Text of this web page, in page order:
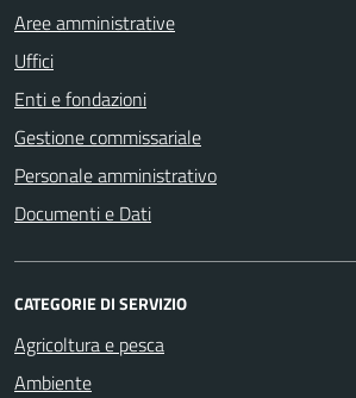
Aree amministrative
Uffici
Enti e fondazioni
Gestione commissariale
Personale amministrativo
Documenti e Dati
CATEGORIE DI SERVIZIO
Agricoltura e pesca
Ambiente